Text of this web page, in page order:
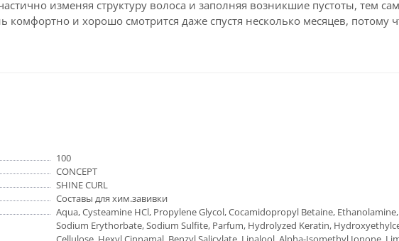
изменяя структуру волоса и заполняя возникшие пустоты, тем
комфортно и хорошо смотрится даже спустя несколько месяцев, потому
100
CONCEPT
SHINE CURL
Составы для хим.завивки
Aqua, Cysteamine HCl, Propylene Glycol, Cocamidopropyl Betaine,
Sodium Erythorbate, Sodium Sulfite, Parfum, Hydrolyzed Keratin,